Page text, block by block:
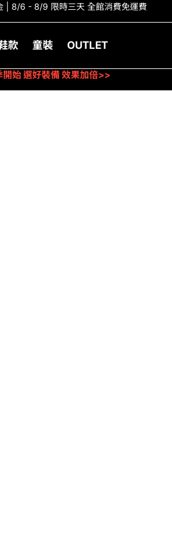
| 8/6 - 8/9 限時三天 全館消費免運費
款 童裝 OUTLET
開始 選好裝備 效果加倍>>